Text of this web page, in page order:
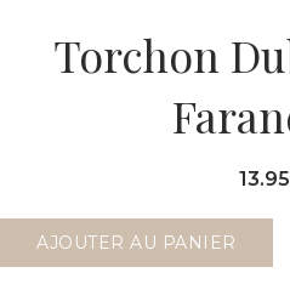
Torchon
13.95
AJOUTER AU PANIER